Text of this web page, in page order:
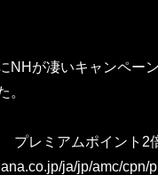
NHが凄いキャンペー
。
プレミアムポイント2
ja/jp/amc/cpn/